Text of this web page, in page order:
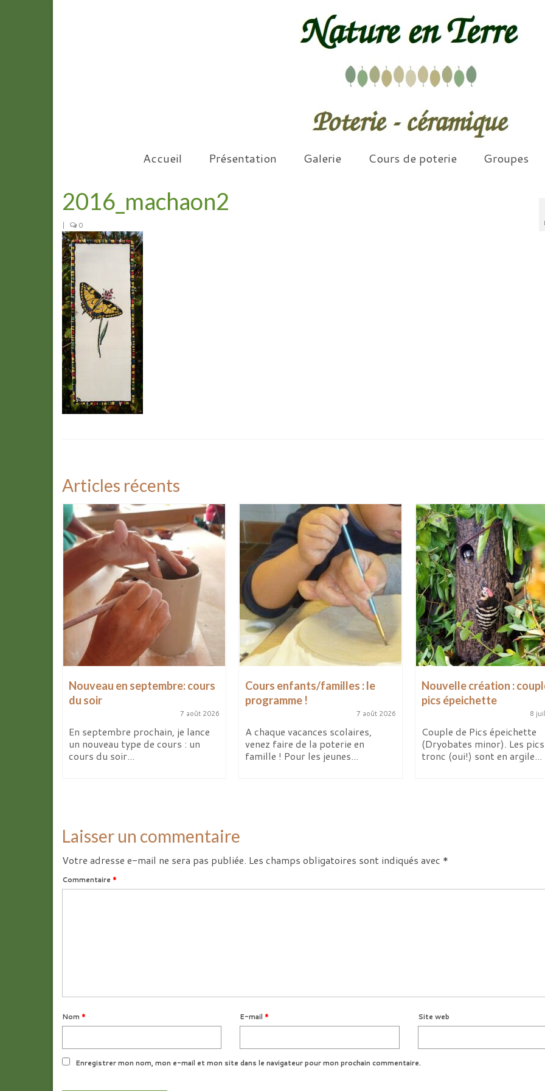
Accueil Présentation Galerie Cours de poterie Groupes
2016_machaon2
| 0
Articles récents
Nouveau en septembre: cours
du soir
7 août 2026
En septembre prochain, je lance
un nouveau type de cours : un
cours du soir...
Cours enfants/familles : le
programme !
7 août 2026
A chaque vacances scolaires,
venez faire de la poterie en
famille ! Pour les jeunes...
Nouvelle création :
pics épeichette
8
Couple de Pics épeichette
(Dryobates minor). Les
tronc (oui!) sont en argile...
Laisser un commentaire
Votre adresse e-mail ne sera pas publiée. Les champs obligatoires sont indiqués avec *
Commentaire *
Nom * E-mail * Site web
Enregistrer mon nom, mon e-mail et mon site dans le navigateur pour mon prochain commentaire.